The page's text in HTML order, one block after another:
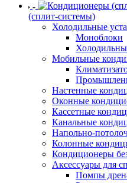
(сплит-системы)
Холодильные
Моноблоки
Мобильные
Настенные
Оконные
Кассетные
Канальные
Напольно-
Колонные
Кондиционеры
Аксессуары для
Помпы